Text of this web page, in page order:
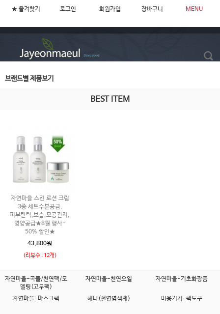
★ 즐겨찾기 로그인 회원가입 장바구니 MENU
브랜드별 제품보기
BEST ITEM
자연마을 스킨 로션 크림
3종 세트수분공급,
피부탄력,보습,모공관리,
영양공급★8월 행사-
50% 할인★
43,800원
(리뷰수 : 12개)
자연마을-곡물/천연팩/모
델링(고무팩)
자연마을-천연오일 자연마을-기초화장품
자연마을-마스크팩 헤나(천연염색제) 미용기기-팩도구